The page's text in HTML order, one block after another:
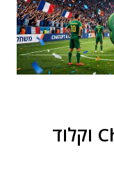
אמש במונדיאל: ChatGPT וקלוד